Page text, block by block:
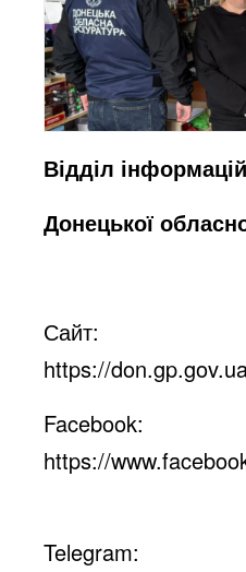
Відділ
Донецької
Сайт:
https://
Facebook:
https://
Telegram: